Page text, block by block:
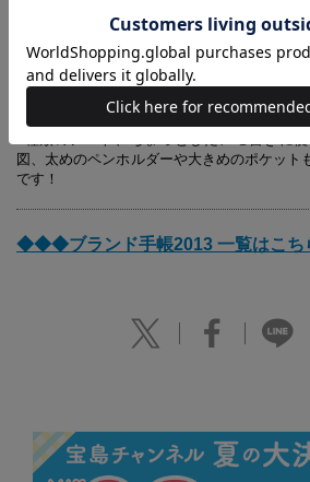
TSUMORI CHISATO手帳の2013年版が登場
見開きマンスリータイプ。2012年9月から
には、かわいらしいネコのモチーフが満載
カレンダーやイヤースケジュール、ボーダー
図、太めのペンホルダーや大きめのポケット
です！
◆◆◆ブランド手帳2013 一覧はこ